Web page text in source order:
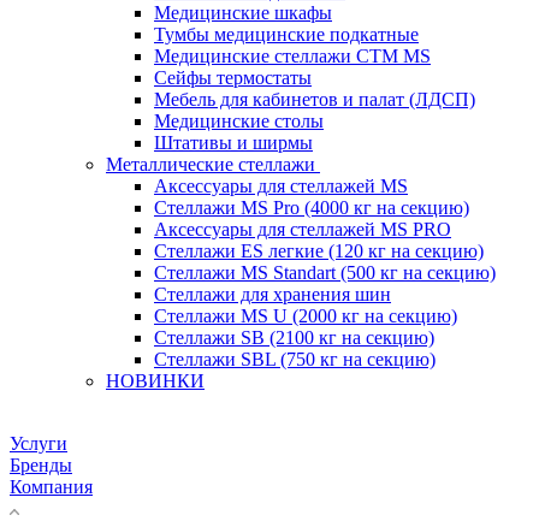
Медицинские шкафы
Тумбы медицинские подкатные
Медицинские стеллажи CTM MS
Сейфы термостаты
Мебель для кабинетов и палат (ЛДСП)
Медицинские столы
Штативы и ширмы
Металлические стеллажи
Аксессуары для стеллажей MS
Стеллажи MS Pro (4000 кг на секцию)
Аксессуары для стеллажей MS PRO
Стеллажи ES легкие (120 кг на секцию)
Стеллажи MS Standart (500 кг на секцию)
Стеллажи для хранения шин
Стеллажи MS U (2000 кг на секцию)
Стеллажи SB (2100 кг на секцию)
Стеллажи SBL (750 кг на секцию)
НОВИНКИ
Услуги
Бренды
Компания